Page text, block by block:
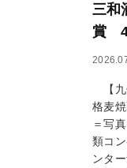
三和
賞 4
【九
格麦
＝写
類コ
ンタ